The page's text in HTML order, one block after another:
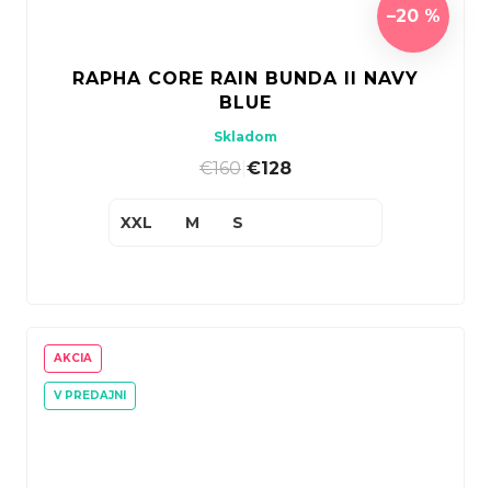
–20 %
RAPHA CORE RAIN BUNDA II NAVY
BLUE
Skladom
€160 €128
XXL M S
AKCIA
V PREDAJNI